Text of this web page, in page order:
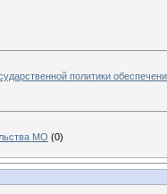
политики
МО (0)